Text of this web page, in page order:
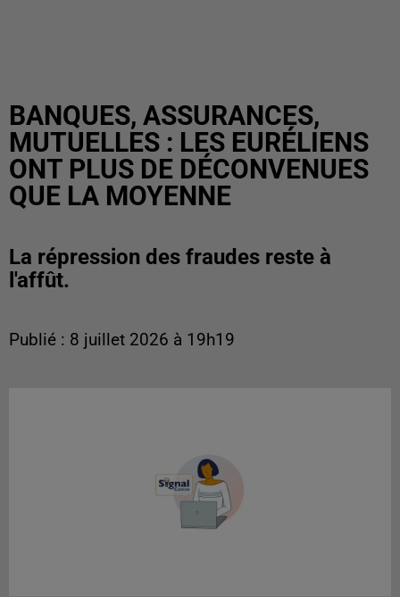
BANQUES, ASSURANCES,
MUTUELLES : LES EURÉLIENS
ONT PLUS DE DÉCONVENUES
QUE LA MOYENNE
La répression des fraudes reste à
l'affût.
Publié : 8 juillet 2026 à 19h19